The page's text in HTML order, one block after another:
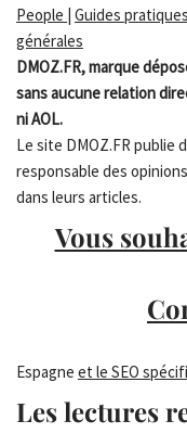
People | Guides pratiques
générales
DMOZ.FR, marque
sans aucune relation
ni AOL.
Le site DMOZ.FR publie
responsable des
dans leurs articles.
Vous
Espagne et le SEO
Les lectures